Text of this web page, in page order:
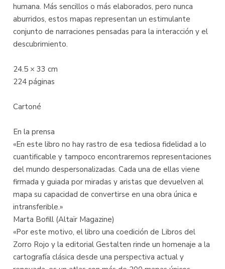
humana. Más sencillos o más elaborados, pero nunca
aburridos, estos mapas representan un estimulante
conjunto de narraciones pensadas para la interacción y el
descubrimiento.
24.5 × 33 cm
224 páginas
Cartoné
En la prensa
«En este libro no hay rastro de esa tediosa fidelidad a lo
cuantificable y tampoco encontraremos representaciones
del mundo despersonalizadas. Cada una de ellas viene
firmada y guiada por miradas y aristas que devuelven al
mapa su capacidad de convertirse en una obra única e
intransferible.»
Marta Bofill (Altaïr Magazine)
«Por este motivo, el libro una coedición de Libros del
Zorro Rojo y la editorial Gestalten rinde un homenaje a la
cartografía clásica desde una perspectiva actual y